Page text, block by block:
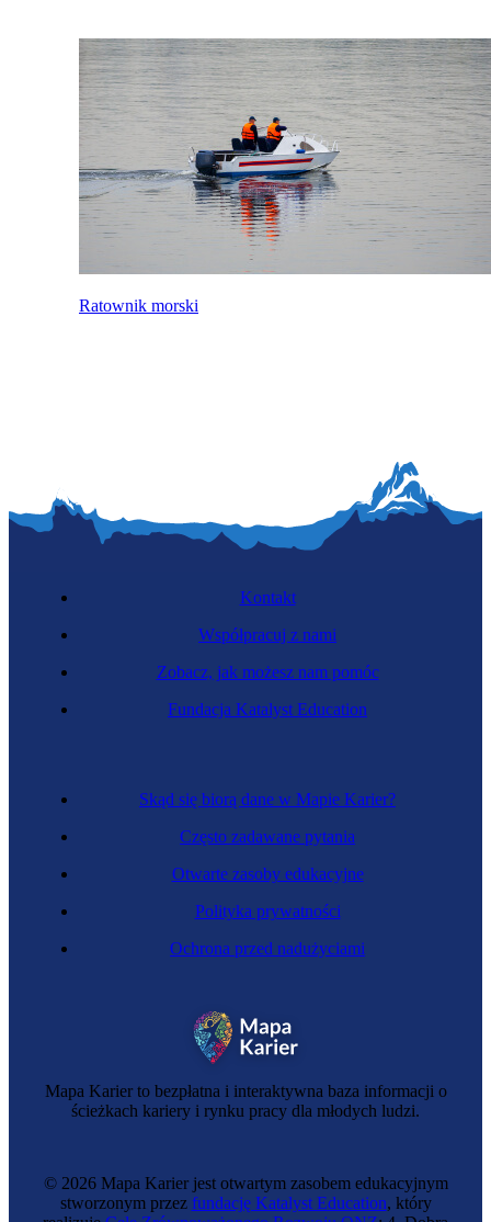
Ratownik morski
Mapa Karier to bezpłatna i interaktywna baza informacji o
ścieżkach kariery i rynku pracy dla młodych ludzi.
Skąd się biorą dane w Mapie Karier?
Często zadawane pytania
Otwarte zasoby edukacyjne
Polityka prywatności
Ochrona przed nadużyciami
Kontakt
Współpracuj z nami
Zobacz, jak możesz nam pomóc
Fundacja Katalyst Education
© 2026 Mapa Karier jest otwartym zasobem edukacyjnym
stworzonym przez fundację Katalyst Education, który